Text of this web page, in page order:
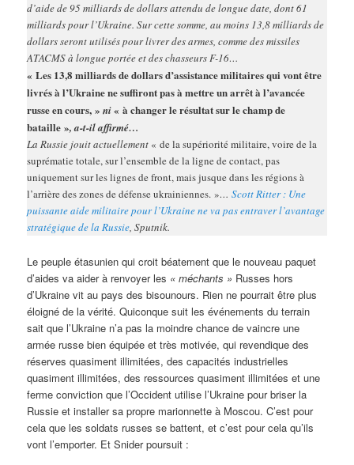
d’aide de 95 milliards de dollars attendu de longue date, dont 61
milliards pour l’Ukraine. Sur cette somme, au moins 13,8 milliards de
dollars seront utilisés pour livrer des armes, comme des missiles
ATACMS à longue portée et des chasseurs F-16…
« Les 13,8 milliards de dollars d’assistance militaires qui vont être
livrés à l’Ukraine ne suffiront pas à mettre un arrêt à l’avancée
russe en cours, » ni« à changer le résultat sur le champ de
bataille », a-t-il affirmé…
La Russie jouit actuellement « de la supériorité militaire, voire de la
suprématie totale, sur l’ensemble de la ligne de contact, pas
uniquement sur les lignes de front, mais jusque dans les régions à
l’arrière des zones de défense ukrainiennes. »…Scott Ritter : Une
puissante aide militaire pour l’Ukraine ne va pas entraver l’avantage
stratégique de la Russie, Sputnik.
Le peuple étasunien qui croit béatement que le nouveau paquet
d’aides va aider à renvoyer les « méchants » Russes hors
d’Ukraine vit au pays des bisounours. Rien ne pourrait être plus
éloigné de la vérité. Quiconque suit les événements du terrain
sait que l’Ukraine n’a pas la moindre chance de vaincre une
armée russe bien équipée et très motivée, qui revendique des
réserves quasiment illimitées, des capacités industrielles
quasiment illimitées, des ressources quasiment illimitées et une
ferme conviction que l’Occident utilise l’Ukraine pour briser la
Russie et installer sa propre marionnette à Moscou. C’est pour
cela que les soldats russes se battent, et c’est pour cela qu’ils
vont l’emporter. Et Snider poursuit :